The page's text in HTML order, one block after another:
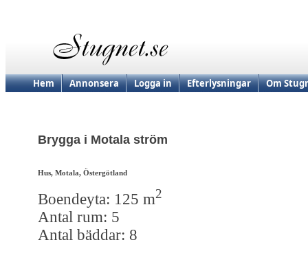
Hem Annonsera Logga in Efterlysningar Om
Brygga i Motala ström
Hus, Motala, Östergötland
Boendeyta: 125 m2
Antal rum: 5
Antal bäddar: 8